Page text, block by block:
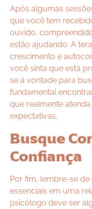
Após algumas
que você tem
ouvido,
estão ajudando. A
crescimento e
você sinta que está
se à vontade para
fundamental
que realmente
expectativas.
Busque
Confiança
Por fim, lembre-se
essenciais em uma
psicólogo deve ser